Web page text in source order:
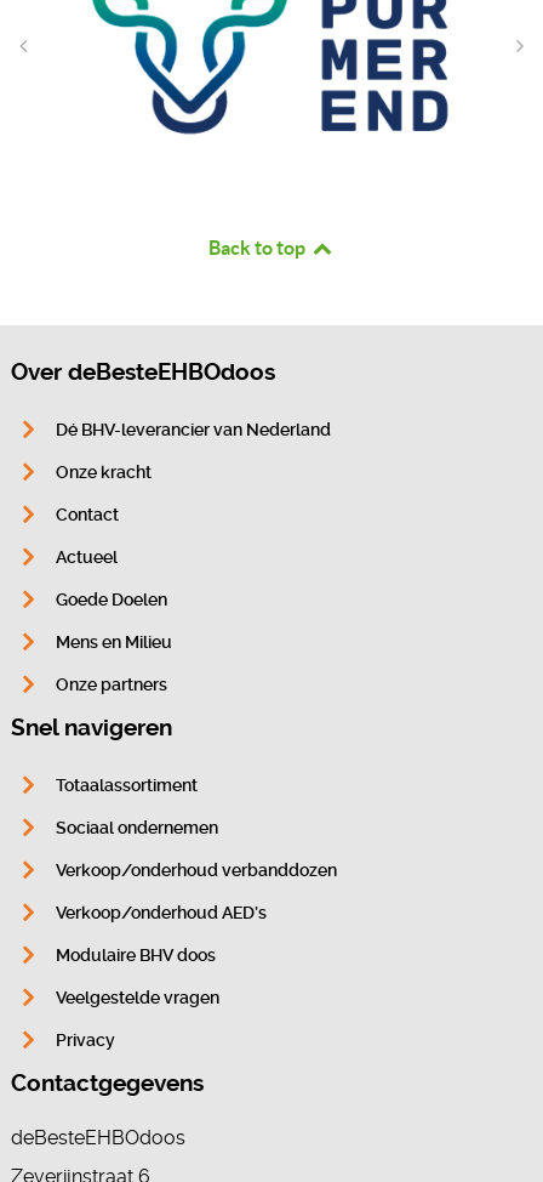
Back to top
Over deBesteEHBOdoos
Dé BHV-leverancier van Nederland
Onze kracht
Contact
Actueel
Goede Doelen
Mens en Milieu
Onze partners
Snel navigeren
Totaalassortiment
Sociaal ondernemen
Verkoop/onderhoud verbanddozen
Verkoop/onderhoud AED’s
Modulaire BHV doos
Veelgestelde vragen
Privacy
Contactgegevens
deBesteEHBOdoos
Zeverijnstraat 6